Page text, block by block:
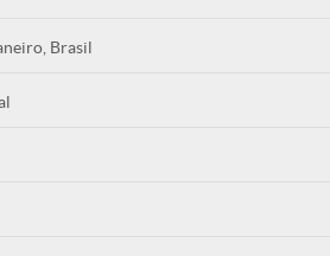
Brasil